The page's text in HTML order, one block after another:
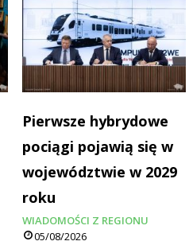
Pierwsze hybrydowe
pociągi pojawią się w
województwie w 2029
roku
WIADOMOŚCI Z REGIONU
05/08/2026